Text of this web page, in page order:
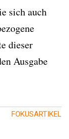
sich auch
dieser
Ausgabe
FOKUSARTIKEL